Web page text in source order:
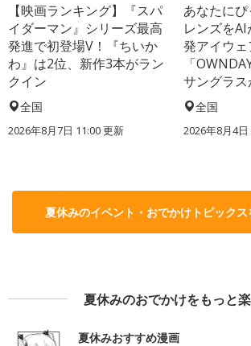
【映画ランキング】『スパ
イダーマン』シリーズ最高
発進で初登場V！『ちいか
わ』は2位、新作3本がラン
クイン
全国
2026年8月7日 11:00更新
あなたに
レンズを
発アイウ
「
サングラ
全国
2026年8月4日
夏休みのイベント・おでかけトピック
夏休みのおでかけをもっと
夏休みおすすめ漫画